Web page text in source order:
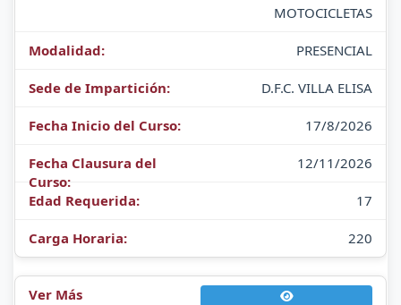
MOTOCICLETAS
PRESENCIAL
D.F.C. VILLA ELISA
17/8/2026
12/11/2026
17
220